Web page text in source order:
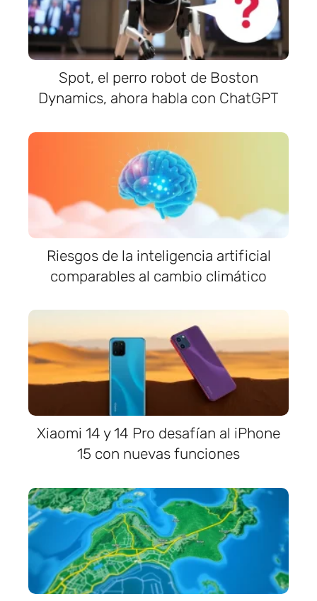
Spot, el perro robot de Boston
Dynamics, ahora habla con ChatGPT
Riesgos de la inteligencia artificial
comparables al cambio climático
Xiaomi 14 y 14 Pro desafían al iPhone
15 con nuevas funciones